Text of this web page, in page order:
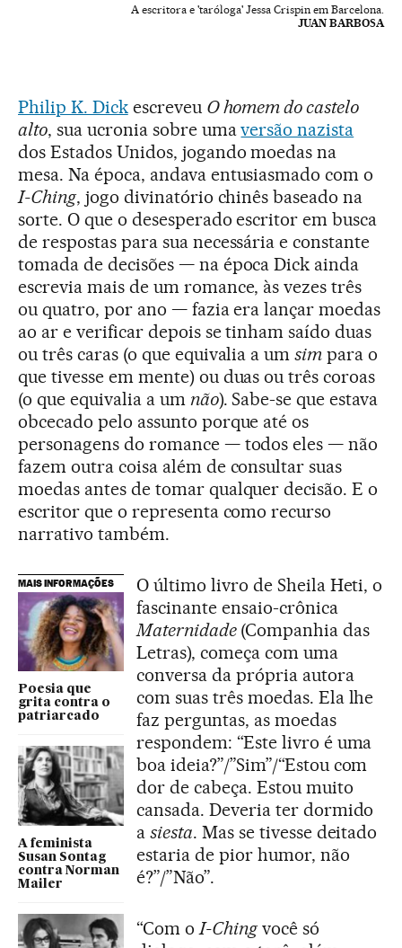
A escritora e 'taróloga' Jessa Crispin em Barcelona.
JUAN BARBOSA
Philip K. Dickescreveu O homem do castelo
alto, sua ucronia sobre umaversão nazista
dos Estados Unidos, jogando moedas na
mesa. Na época, andava entusiasmado com o
I-Ching, jogo divinatório chinês baseado na
sorte. O que o desesperado escritor em busca
de respostas para sua necessária e constante
tomada de decisões — na época Dick ainda
escrevia mais de um romance, às vezes três
ou quatro, por ano — fazia era lançar moedas
ao ar e verificar depois se tinham saído duas
ou três caras (o que equivalia a umsim para o
que tivesse em mente) ou duas ou três coroas
(o que equivalia a um não). Sabe-se que estava
obcecado pelo assunto porque até os
personagens do romance — todos eles — não
fazem outra coisa além de consultar suas
moedas antes de tomar qualquer decisão. E o
escritor que o representa como recurso
narrativo também.
MAIS INFORMAÇÕES
Poesia que
grita contra o
patriarcado
A feminista
Susan Sontag
contra Norman
Mailer
O último livro de Sheila Heti, o
fascinante ensaio-crônica
Maternidade (Companhia das
Letras), começa com uma
conversa da própria autora
com suas três moedas. Ela lhe
faz perguntas, as moedas
respondem: “Este livro é uma
boa ideia?”/”Sim”/“Estou com
dor de cabeça. Estou muito
cansada. Deveria ter dormido
a siesta. Mas se tivesse deitado
estaria de pior humor, não
é?”/”Não”.
“Com o I-Chingvocê só